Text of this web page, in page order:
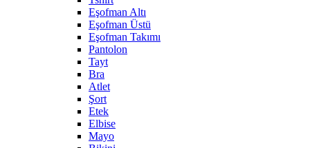
Eşofman Altı
Eşofman Üstü
Eşofman Takımı
Pantolon
Tayt
Bra
Atlet
Şort
Etek
Elbise
Mayo